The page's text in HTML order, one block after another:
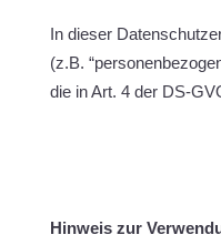
In dieser
(z.B.
die in Art. 4 der DS-
Hinweis zur